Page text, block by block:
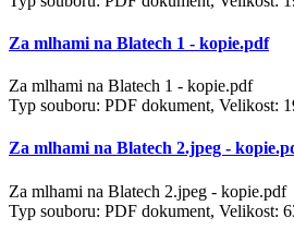
Za mlhami na Blatech 1 - kopie.pdf
Za mlhami na Blatech 1 - kopie.pdf
Typ souboru: PDF dokument, Velikost:
Za mlhami na Blatech 2.jpeg -
Za mlhami na Blatech 2.jpeg - kopie.pdf
Typ souboru: PDF dokument, Velikost: